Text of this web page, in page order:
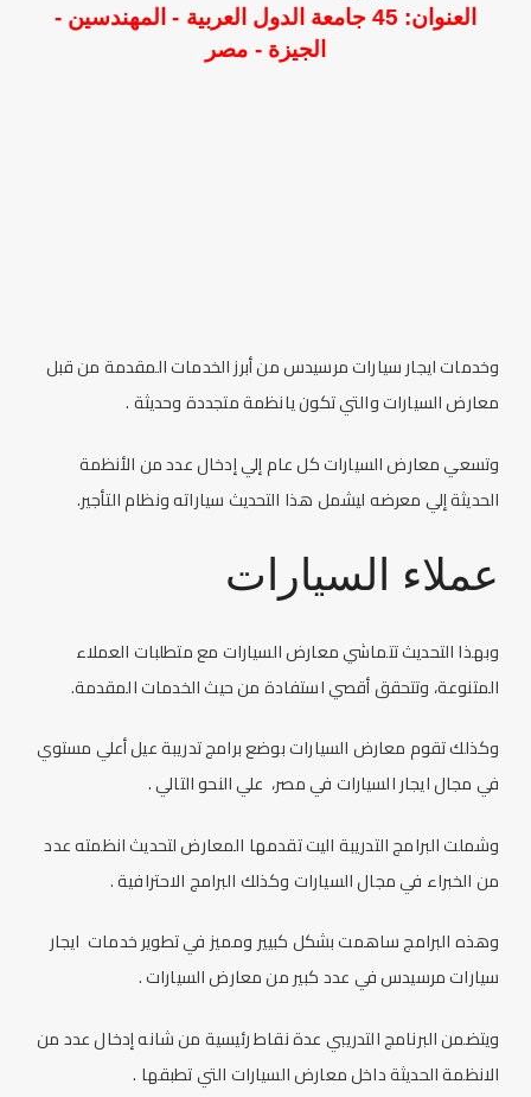
العنوان: 45 جامعة الدول العربية - المهندسين -
الجيزة - مصر
وخدماتايجار سياراتمرسيدس من أبرز الخدمات المقدمة من قبل
معارض السياراتوالتي تكون يانظمة متجددة وحديثة .
وتسعيمعارض السياراتكل عام إلي إدخال عدد من الأنظمة
الحديثة إلي معرضه ليشمل هذا التحديث سياراته ونظام التأجير.
عملاء السيارات
وبهذا التحديث تتماشيمعارض السيارات مع متطلبات العملاء
المتنوعة، وتتحقق أقصي استفادة من حيث الخدمات المقدمة.
وكذلك تقوم معارض السياراتبوضع برامج تدريبة عيل أعلي مستوي
في مجال ايجار السيارات في مصر، علي النحو التالي .
وشملت البرامج التدريبة اليت تقدمها المعارض لتحديث انظمته عدد
من الخبراء في مجال السيارات وكذلك البرامج الاحترافية .
وهذه البرامج ساهمت بشكل كبيير ومميز في تطوير خدمات ايجار
سياراتمرسيدس في عدد كبير منمعارض السيارات.
ويتضمن البرنامج التدريبي عدة نقاط رئيسية من شانه إدخال عدد من
الانظمة الحديثة داخلمعارض السيارات التي تطبقها .